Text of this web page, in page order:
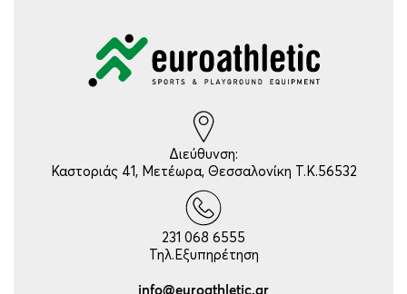
Διεύθυνση:
Καστοριάς 41, Μετέωρα, Θεσσαλονίκη Τ.Κ.56532
231 068 6555
Τηλ.Εξυπηρέτηση
info@euroathletic.gr